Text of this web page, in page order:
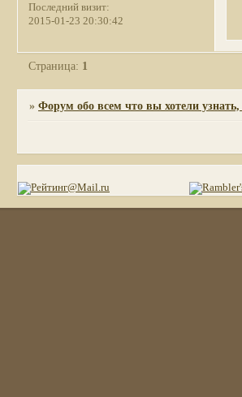
Последний визит:
2015-01-23 20:30:42
Страница: 1
»Форум обо всем что вы хотели узнать,